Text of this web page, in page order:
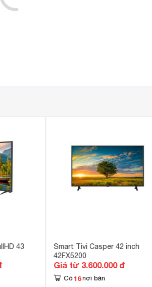
43
Smart Tivi Casper 42 inch
42FX5200
Giá từ 3.600.000 đ
Có 16 nơi bán